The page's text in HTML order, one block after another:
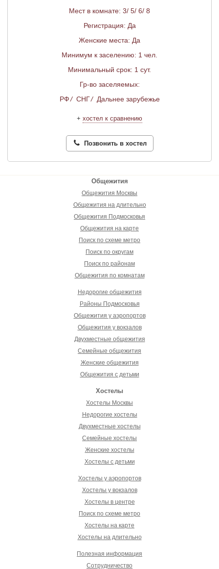
Мест в комнате: 3/ 5/ 6/ 8
Регистрация: Да
Женские места: Да
Минимум к заселению: 1 чел.
Минимальный срок: 1 сут.
Гр-во заселяемых:
РФ/ СНГ/ Дальнее зарубежье
+ хостел к сравнению
Позвонить в хостел
Общежития
Общежития Москвы
Общежития на длительно
Общежития Подмосковья
Общежития на карте
Поиск по схеме метро
Поиск по округам
Поиск по районам
Общежития по комнатам
Недорогие общежития
Районы Подмосковья
Общежития у аэропортов
Общежития у вокзалов
Двухместные общежития
Семейные общежития
Женские общежития
Общежития с детьми
Хостелы
Хостелы Москвы
Недорогие хостелы
Двухместные хостелы
Семейные хостелы
Женские хостелы
Хостелы с детьми
Хостелы у аэропортов
Хостелы у вокзалов
Хостелы в центре
Поиск по схеме метро
Хостелы на карте
Хостелы на длительно
Полезная информация
Сотрудничество